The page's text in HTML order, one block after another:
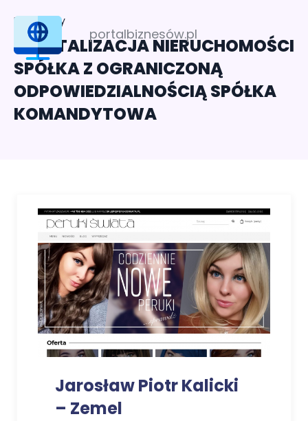
portalbiznesów.pl
Profil firmy
REWITALIZACJA NIERUCHOMOŚCI
SPÓŁKA Z OGRANICZONĄ
ODPOWIEDZIALNOŚCIĄ SPÓŁKA
KOMANDYTOWA
Jarosław Piotr Kalicki
– Zemel